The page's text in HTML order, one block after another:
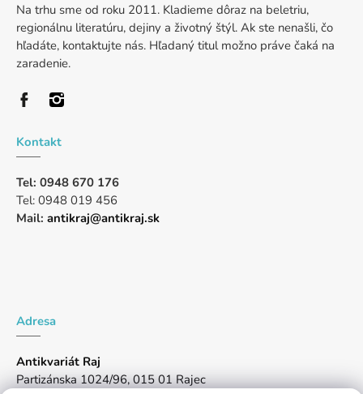
Na trhu sme od roku 2011. Kladieme dôraz na beletriu,
regionálnu literatúru, dejiny a životný štýl. Ak ste nenašli, čo
hľadáte, kontaktujte nás. Hľadaný titul možno práve čaká na
zaradenie.
Kontakt
Tel: 0948 670 176
Tel: 0948 019 456
Mail: antikraj@antikraj.sk
Adresa
Antikvariát Raj
Partizánska 1024/96, 015 01 Rajec